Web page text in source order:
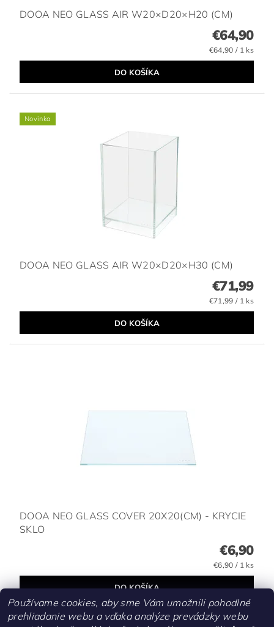
DOOA NEO GLASS AIR W20×D20×H20 (CM)
€64,90
€64,90 / 1 ks
Novinka
DOOA NEO GLASS AIR W20×D20×H30 (CM)
€71,99
€71,99 / 1 ks
DOOA NEO GLASS COVER 20X20(CM) - KRYCIE
SKLO
€6,90
€6,90 / 1 ks
Používame cookies, aby sme Vám umožnili pohodlné
prehliadanie webu a vďaka analýze prevádzky webu